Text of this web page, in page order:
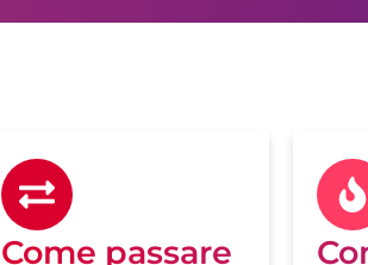
Come passare